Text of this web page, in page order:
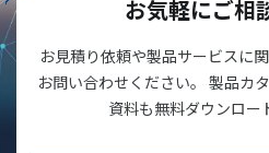
お気軽にご相
お見積り依頼や製品サービスに
お問い合わせください。 製品カ
資料も無料ダウンロー